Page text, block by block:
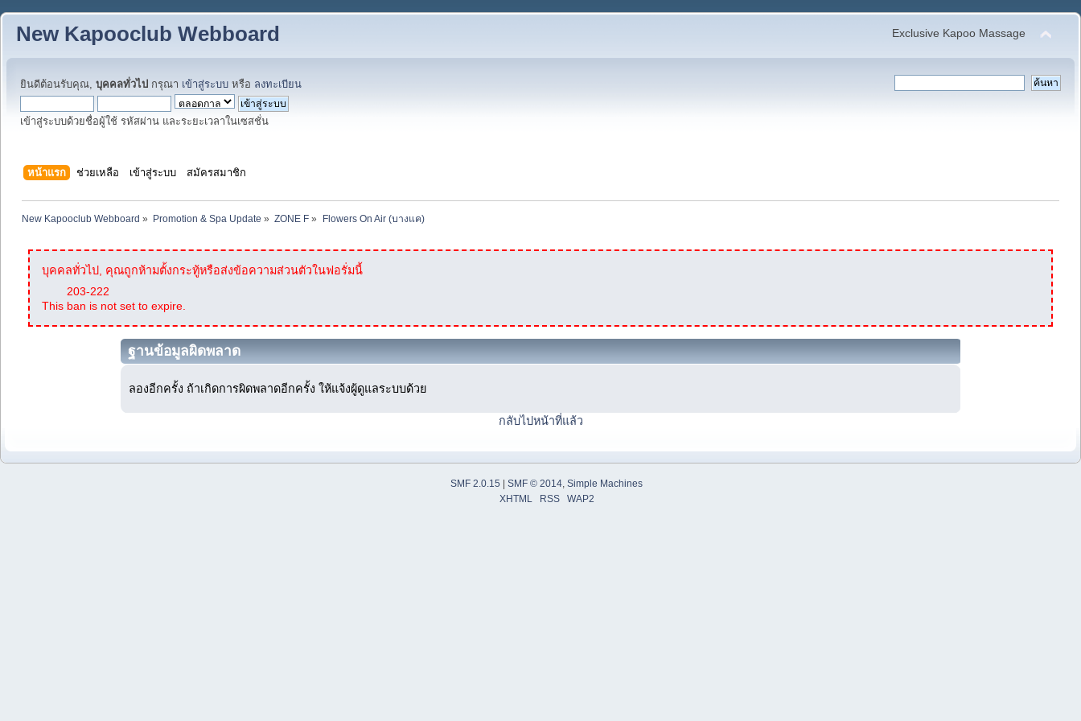
New Kapooclub Webboard Exclusive Kapoo Massage
ยินดีต้อนรับคุณ, บุคคลทั่วไป กรุณา เข้าสู่ระบบ หรือ ลงทะเบียน
เข้าสู่ระบบด้วยชื่อผู้ใช้ รหัสผ่าน และระยะเวลาในเซสชั่น
หน้าแรก ช่วยเหลือ เข้าสู่ระบบ สมัครสมาชิก
New Kapooclub Webboard » Promotion & Spa Update » ZONE F » Flowers On Air (บางแค)
บุคคลทั่วไป, คุณถูกห้ามตั้งกระทู้หรือส่งข้อความส่วนตัวในฟอรั่มนี้
203-222
This ban is not set to expire.
ฐานข้อมูลผิดพลาด
ลองอีกครั้ง ถ้าเกิดการผิดพลาดอีกครั้ง ให้แจ้งผู้ดูแลระบบด้วย
กลับไปหน้าที่แล้ว
SMF 2.0.15 SMF © 2014 Simple Machines
XHTML
RSS WAP2